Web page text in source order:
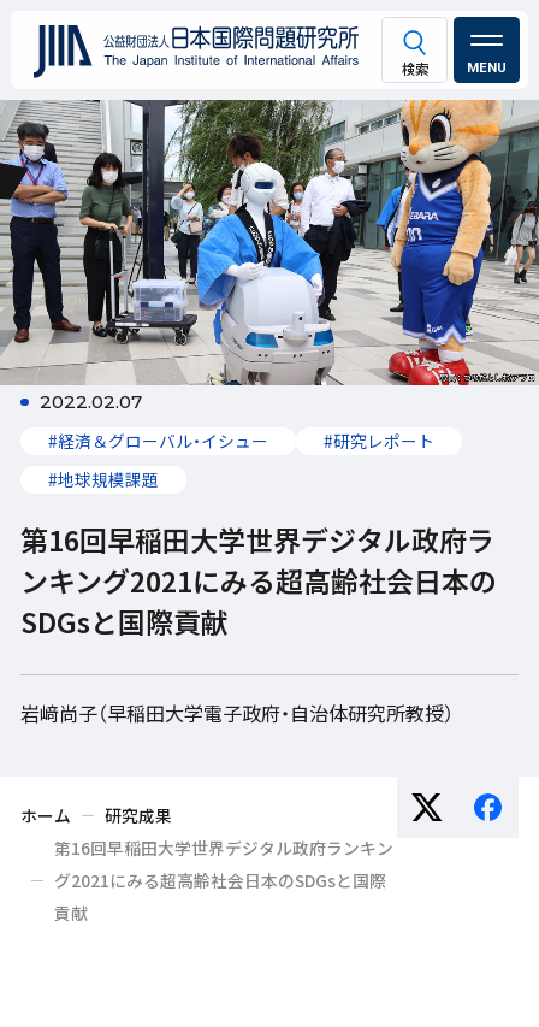
MENU
2022.02.07
#経済＆グローバル・イシュー
#研究レポート
#地球規模課題
第16回早稲田大学世界デジタル政府ラ
ンキング2021にみる超高齢社会日本の
SDGsと国際貢献
岩﨑尚子（早稲田大学電子政府・自治体研究所教授）
ホーム
研究成果
第16回早稲田大学世界デジタル政府ランキン
グ2021にみる超高齢社会日本のSDGsと国際
貢献